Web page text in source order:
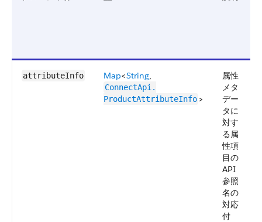
attributeInfo Map<String,
ConnectApi.​
ProductAttributeInfo>
属性
メタ
デー
タに
対す
る属
性項
目の
API
参照
名の
対応
付